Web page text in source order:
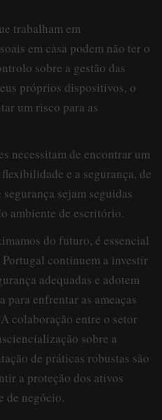
trabalham em
em casa podem não ter o
sobre a gestão das
próprios dispositivos, o
um risco para as
necessitam de encontrar um
e a segurança, de
sejam seguidas
ambiente de escritório.
do futuro, é essencial
continuem a investir
adequadas e adotem
para enfrentar as ameaças
colaboração entre o setor
sobre a
de práticas robustas são
a proteção dos ativos
de negócio.